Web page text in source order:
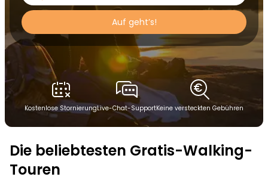
Auf geht’s!
Kostenlose StornierungLive-Chat-SupportKeine versteckten Gebühren
Die beliebtesten Gratis-Walking-
Touren